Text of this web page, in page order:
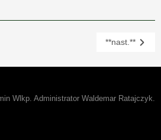
**nast.**
Wlkp. Administrator Waldemar Ratajczyk.